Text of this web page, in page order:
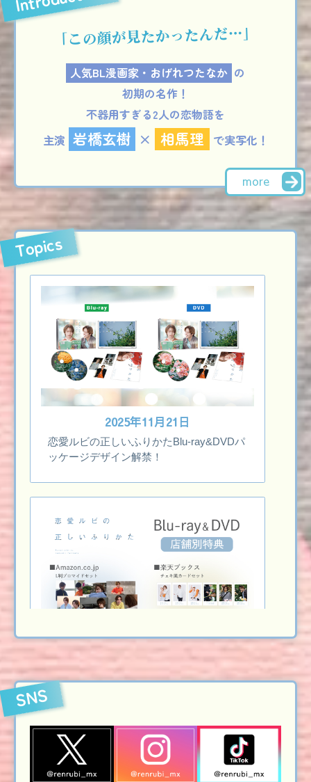
「この顔が見たかったんだ…」
人気BL漫画家・おげれつたなか の
初期の名作！
不器用すぎる2人の恋物語を
主演 岩橋玄樹 × 相馬理 で実写化！
more
Topics
2025年11月21日
恋愛ルビの正しいふりかたBlu-ray&DVDパ
ッケージデザイン解禁！
2025年10月24日
恋愛ルビの正しいふりかたBlu-ray&DVDの
店舗別特典デザイン解禁
SNS